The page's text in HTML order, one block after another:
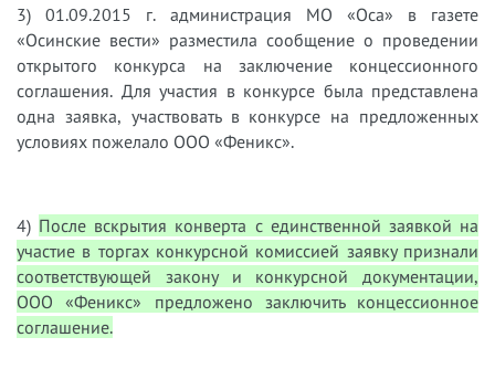
3)​ 01.09.2015 г. администрация МО «Оса» в газете
«Осинские вести» разместила сообщение о проведении
открытого конкурса на заключение концессионного
соглашения. Для участия в конкурсе была представлена
одна заявка, участвовать в конкурсе на предложенных
условиях пожелало ООО «Феникс».
4)​ После вскрытия конверта с единственной заявкой на
участие в торгах конкурсной комиссией заявку признали
соответствующей закону и конкурсной документации,
ООО «Феникс» предложено заключить концессионное
соглашение.